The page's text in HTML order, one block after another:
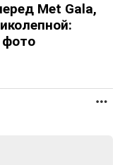
Met Gala,
фото